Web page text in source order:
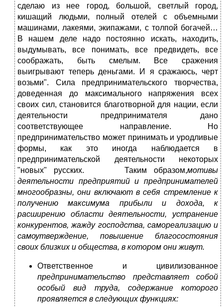
сделаю из нее город, большой, светлый город,
кишащий людьми, полный отелей с объемными
машинами, лакеями, экипажами, с толпой богачей…
В нашем деле надо постоянно искать, находить,
выдумывать, все понимать, все предвидеть, все
соображать, быть смелым. Все сражения
выигрывают теперь деньгами. И я сражаюсь, черт
возьми". Сила предпринимательского творчества,
доведенная до максимального напряжения всех
своих сил, становится благотворной для нации, если
деятельности предпринимателя дано
соответствующее направление. Но
предпринимательство может принимать и уродливые
формы, как это иногда наблюдается в
предпринимательской деятельности некоторых
"новых" русских. Таким образом,мотивы
деятельности предприятий и предпринимателей
многообразны, они включают в себя стремление к
получению максимума прибыли и дохода, к
расширению области деятельности, устранение
конкурентов, жажду господства, самореализацию и
самоутверждение, повышение благосостояния
своих близких и общества, в котором они живут.
Ответственное и цивилизованное
предпринимательство представляет собой
особый вид труда, содержание которого
проявляется в следующих функциях: